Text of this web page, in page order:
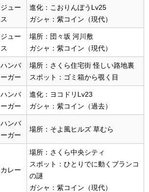
ジュー
ス
進化：こおりんぼうLv25
ガシャ：紫コイン（現代）
ジュー
ス
場所：団々坂 河川敷
ガシャ：紫コイン（現代）
ハンバ
ーガー
場所：さくら住宅街 怪しい路地裏
スポット：ゴミ箱から覗く目
ハンバ
ーガー
進化：ヨコドリLv23
ガシャ：紫コイン（過去）
ハンバ
ーガー
場所：そよ風ヒルズ 草むら
カレー
場所：さくら中央シティ
スポット：ひとりでに動くブランコ
の謎
ガシャ：紫コイン（現代）